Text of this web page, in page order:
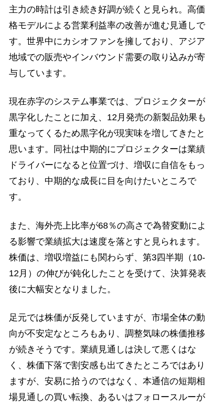
主力の時計は引き続き好調が続くと見られ。高価
格モデルによる営業利益率の改善が進む見通しで
す。世界中にカシオファンを擁しており、アジア
地域での販売やインバウンド需要の取り込みが寄
与しています。
現在赤字のシステム事業では、プロジェクターが
黒字化したことに加え、12月発売の新製品効果も
重なってくるため黒字化が現実味を増してきたと
思います。同社は中期的にプロジェクターは業績
ドライバーになると位置づけ、増収に自信をもっ
ており、中期的な成長に目を向けたいところで
す。
また、海外売上比率が68％の高さで為替変動によ
る影響で業績拡大は速度を落とすと見られます。
株価は、増収増益にも関わらず、第3四半期（10-
12月）の伸びが鈍化したことを受けて、決算発表
後に大幅安となりました。
足元では株価が反発していますが、市場全体の動
向が不安定なところもあり、調整気味の株価推移
が続きそうです。業績見通しは決して悪くはな
く、株価下落で割安感も出てきたところではあり
ますが、安易に拾うのではなく、本通信の短期相
場見通しの買い転換、あるいはフォロースルーが